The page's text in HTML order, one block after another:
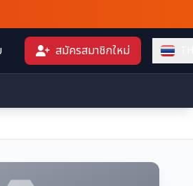
สมัครสมาชิกใหม่